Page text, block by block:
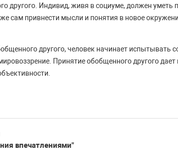
другого. Индивид, живя в социуме, должен уметь
сам привнести мысли и понятия в новое
другого, человек начинает испытывать
Принятие обобщенного другого
впечатлениями"